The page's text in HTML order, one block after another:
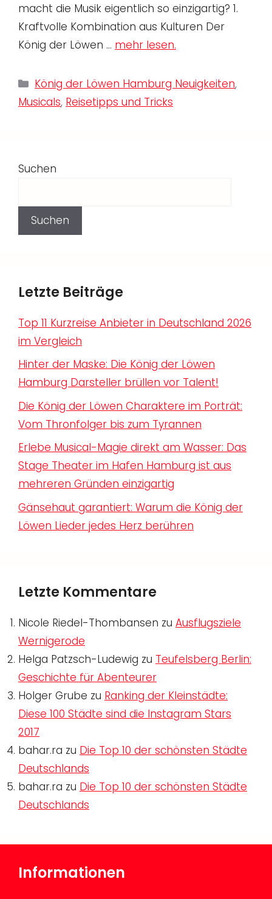
macht die Musik eigentlich so einzigartig? 1.
Kraftvolle Kombination aus Kulturen Der
König der Löwen … mehr lesen.
Kategorien
König der Löwen Hamburg Neuigkeiten,
Musicals, Reisetipps und Tricks
Suchen
Suchen
Letzte Beiträge
Top 11 Kurzreise Anbieter in Deutschland 2026
im Vergleich
Hinter der Maske: Die König der Löwen
Hamburg Darsteller brüllen vor Talent!
Die König der Löwen Charaktere im Porträt:
Vom Thronfolger bis zum Tyrannen
Erlebe Musical-Magie direkt am Wasser: Das
Stage Theater im Hafen Hamburg ist aus
mehreren Gründen einzigartig
Gänsehaut garantiert: Warum die König der
Löwen Lieder jedes Herz berühren
Letzte Kommentare
Nicole Riedel-Thombansen zu Ausflugsziele
Wernigerode
Helga Patzsch-Ludewig zu Teufelsberg Berlin:
Geschichte für Abenteurer
Holger Grube zu Ranking der Kleinstädte:
Diese 100 Städte sind die Instagram Stars
2017
bahar.ra zu Die Top 10 der schönsten Städte
Deutschlands
bahar.ra zu Die Top 10 der schönsten Städte
Deutschlands
Informationen